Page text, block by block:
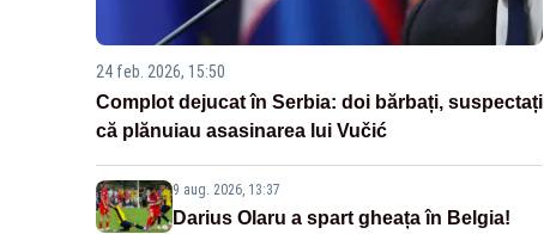
24 feb. 2026, 15:50
Complot dejucat în Serbia: doi bărbați, suspectați
că plănuiau asasinarea lui Vučić
9 aug. 2026, 13:37
Darius Olaru a spart gheața în Belgia!